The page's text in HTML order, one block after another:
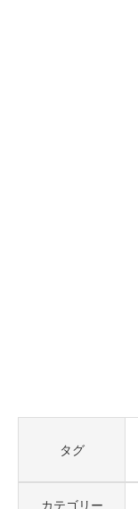
タグ
カテゴリー